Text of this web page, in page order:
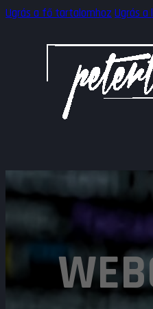
Ugrás a fő tartalomhoz Ugrás a